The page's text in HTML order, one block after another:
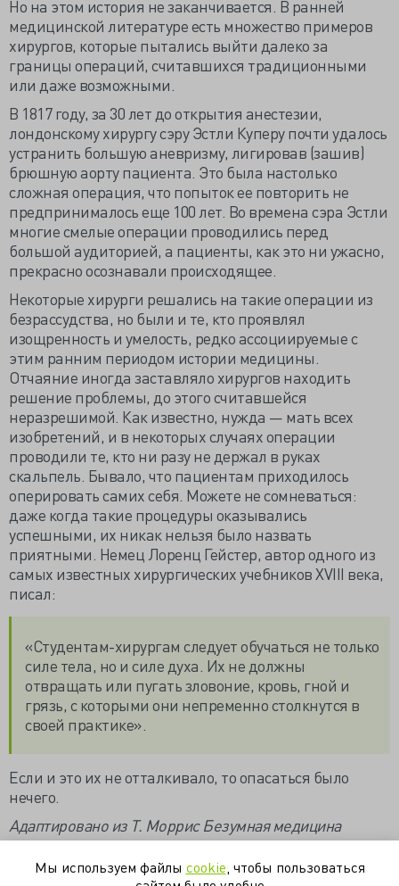
Но на этом история не заканчивается. В ранней
медицинской литературе есть множество примеров
хирургов, которые пытались выйти далеко за
границы операций, считавшихся традиционными
или даже возможными.
В 1817 году, за 30 лет до открытия анестезии,
лондонскому хирургу сэру Эстли Куперу почти удалось
устранить большую аневризму, лигировав (зашив)
брюшную аорту пациента. Это была настолько
сложная операция, что попыток ее повторить не
предпринималось еще 100 лет. Во времена сэра Эстли
многие смелые операции проводились перед
большой аудиторией, а пациенты, как это ни ужасно,
прекрасно осознавали происходящее.
Некоторые хирурги решались на такие операции из
безрассудства, но были и те, кто проявлял
изощренность и умелость, редко ассоциируемые с
этим ранним периодом истории медицины.
Отчаяние иногда заставляло хирургов находить
решение проблемы, до этого считавшейся
неразрешимой. Как известно, нужда — мать всех
изобретений, и в некоторых случаях операции
проводили те, кто ни разу не держал в руках
скальпель. Бывало, что пациентам приходилось
оперировать самих себя. Можете не сомневаться:
даже когда такие процедуры оказывались
успешными, их никак нельзя было назвать
приятными. Немец Лоренц Гейстер, автор одного из
самых известных хирургических учебников XVIII века,
писал:
«Студентам-хирургам следует обучаться не только
силе тела, но и силе духа. Их не должны
отвращать или пугать зловоние, кровь, гной и
грязь, с которыми они непременно столкнутся в
своей практике».
Если и это их не отталкивало, то опасаться было
нечего.
Адаптировано из Т. Моррис Безумная медицина
история клинический случай книга творчество
Мы используем файлы cookie , чтобы пользоваться